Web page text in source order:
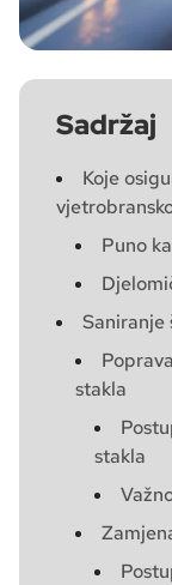
Sadržaj
Koje
Puno
Saniranje
stakla
stakla